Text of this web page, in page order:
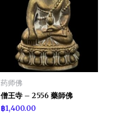
药师佛
僧王寺 – 2556 藥師佛
฿1,400.00